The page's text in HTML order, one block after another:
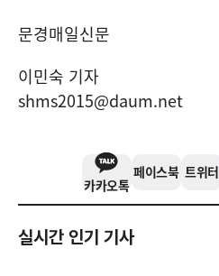
문경매일신문
이민숙 기자
shms2015@daum.net
카카오톡
페이스북 트위터
실시간 인기 기사